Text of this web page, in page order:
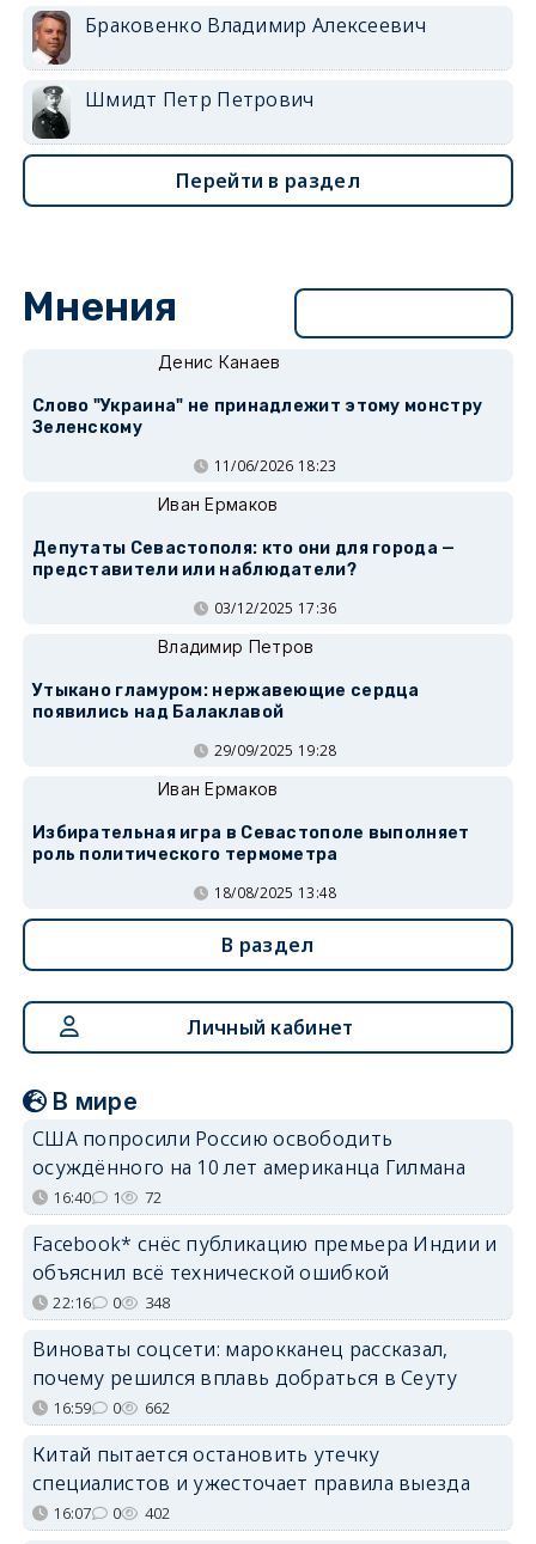
Браковенко Владимир Алексеевич
Шмидт Петр Петрович
Перейти в раздел
Мнения
Денис Канаев
Слово "Украина" не принадлежит этому монстру
Зеленскому
11/06/2026 18:23
Иван Ермаков
Депутаты Севастополя: кто они для города —
представители или наблюдатели?
03/12/2025 17:36
Владимир Петров
Утыкано гламуром: нержавеющие сердца
появились над Балаклавой
29/09/2025 19:28
Иван Ермаков
Избирательная игра в Севастополе выполняет
роль политического термометра
18/08/2025 13:48
В раздел
Личный кабинет
В мире
США попросили Россию освободить
осуждённого на 10 лет американца Гилмана
16:40 1 72
Facebook* снёс публикацию премьера Индии и
объяснил всё технической ошибкой
22:16 0 348
Виноваты соцсети: марокканец рассказал,
почему решился вплавь добраться в Сеуту
16:59 0 662
Китай пытается остановить утечку
специалистов и ужесточает правила выезда
16:07 0 402